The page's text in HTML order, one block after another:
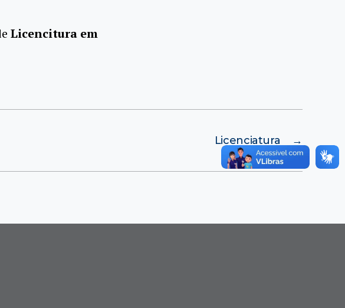
Licencitura em
→
Licenciatura